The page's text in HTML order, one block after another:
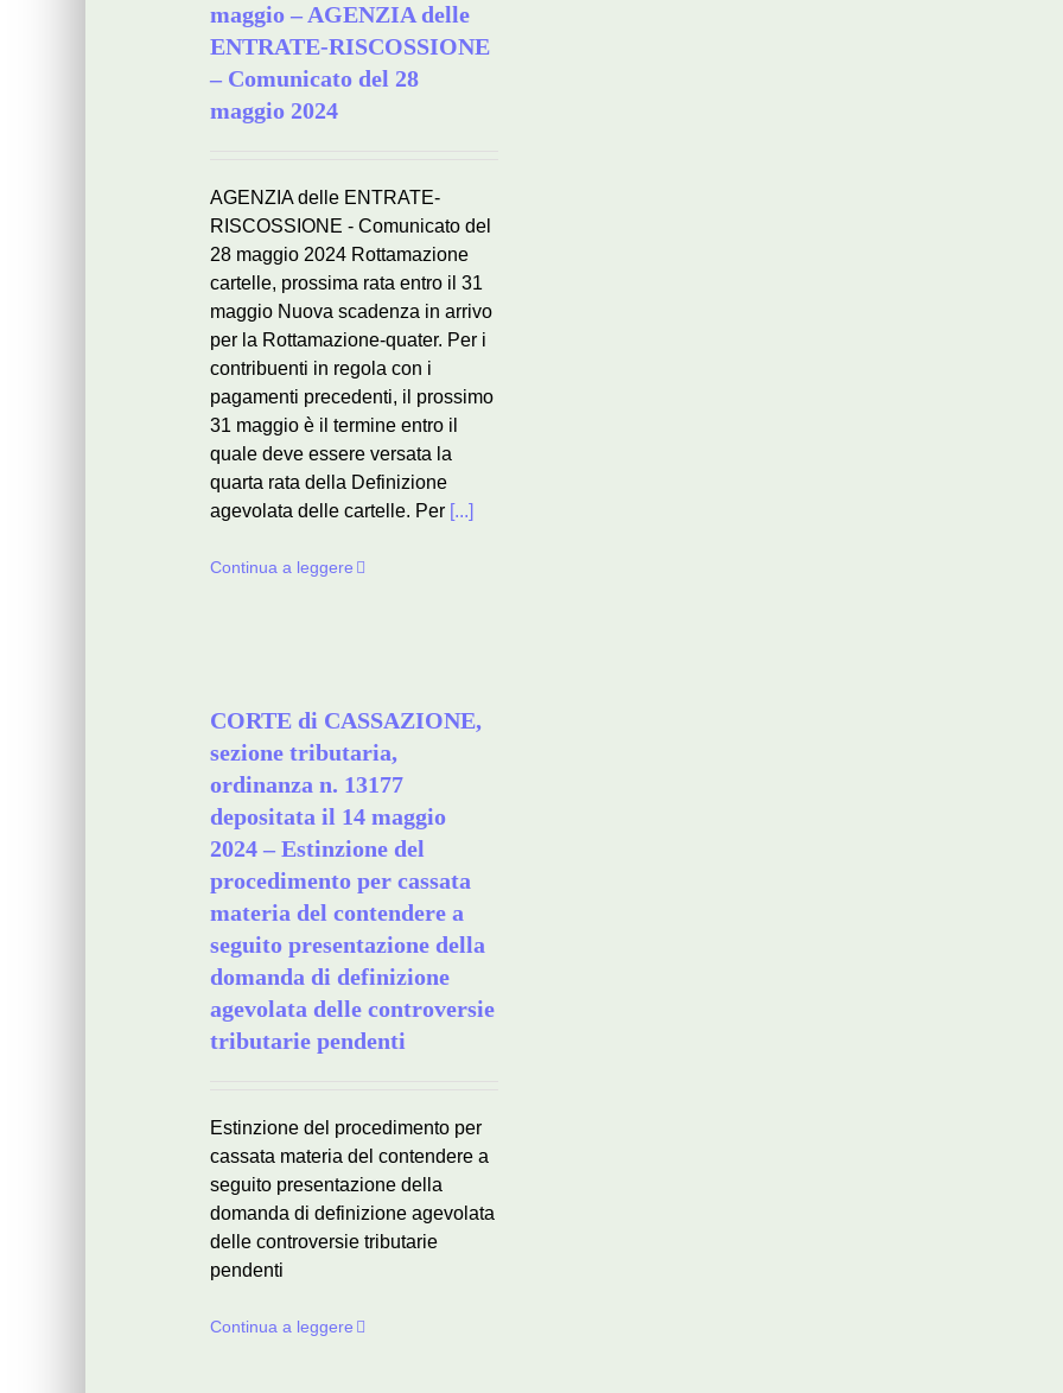
maggio – AGENZIA delle
ENTRATE-RISCOSSIONE
– Comunicato del 28
maggio 2024
AGENZIA delle ENTRATE-
RISCOSSIONE - Comunicato del
28 maggio 2024 Rottamazione
cartelle, prossima rata entro il 31
maggio Nuova scadenza in arrivo
per la Rottamazione-quater. Per i
contribuenti in regola con i
pagamenti precedenti, il prossimo
31 maggio è il termine entro il
quale deve essere versata la
quarta rata della Definizione
agevolata delle cartelle. Per [...]
Continua a leggere
CORTE di CASSAZIONE,
sezione tributaria,
ordinanza n. 13177
depositata il 14 maggio
2024 – Estinzione del
procedimento per cassata
materia del contendere a
seguito presentazione della
domanda di definizione
agevolata delle controversie
tributarie pendenti
Estinzione del procedimento per
cassata materia del contendere a
seguito presentazione della
domanda di definizione agevolata
delle controversie tributarie
pendenti
Continua a leggere